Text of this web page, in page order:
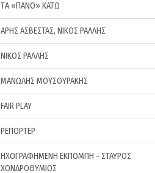
ΤA «ΠΑΝΟ» ΚΑΤΩ
ΑΡΗΣ ΑΣΒΕΣΤΑΣ, ΝΙΚΟΣ ΡΑΛΛΗΣ
ΝΙΚΟΣ ΡΑΛΛΗΣ
ΜΑΝΩΛΗΣ ΜΟΥΣΟΥΡΑΚΗΣ
FAIR PLAY
ΡΕΠΟΡΤΕΡ
ΗΧΟΓΡΑΦΗΜΕΝΗ ΕΚΠΟΜΠΗ - ΣΤΑΥΡΟΣ
ΧΟΝΔΡΟΘΥΜΙΟΣ